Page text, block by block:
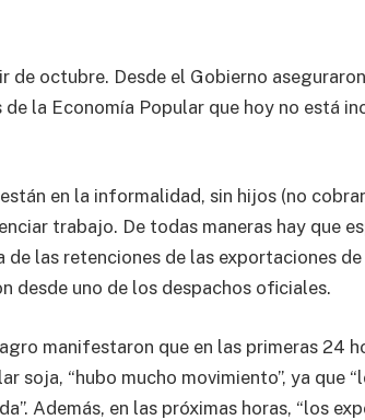
de octubre. Desde el Gobierno
la Economía Popular que hoy no está
en la informalidad, sin hijos (no
trabajo. De todas maneras hay que
las retenciones de las exportaciones
desde uno de los despachos oficiales.
manifestaron que en las primeras 24
soja, “hubo mucho movimiento”, ya que
Además, en las próximas horas, “los